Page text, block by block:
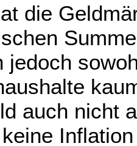
die
jedoch
auch nicht